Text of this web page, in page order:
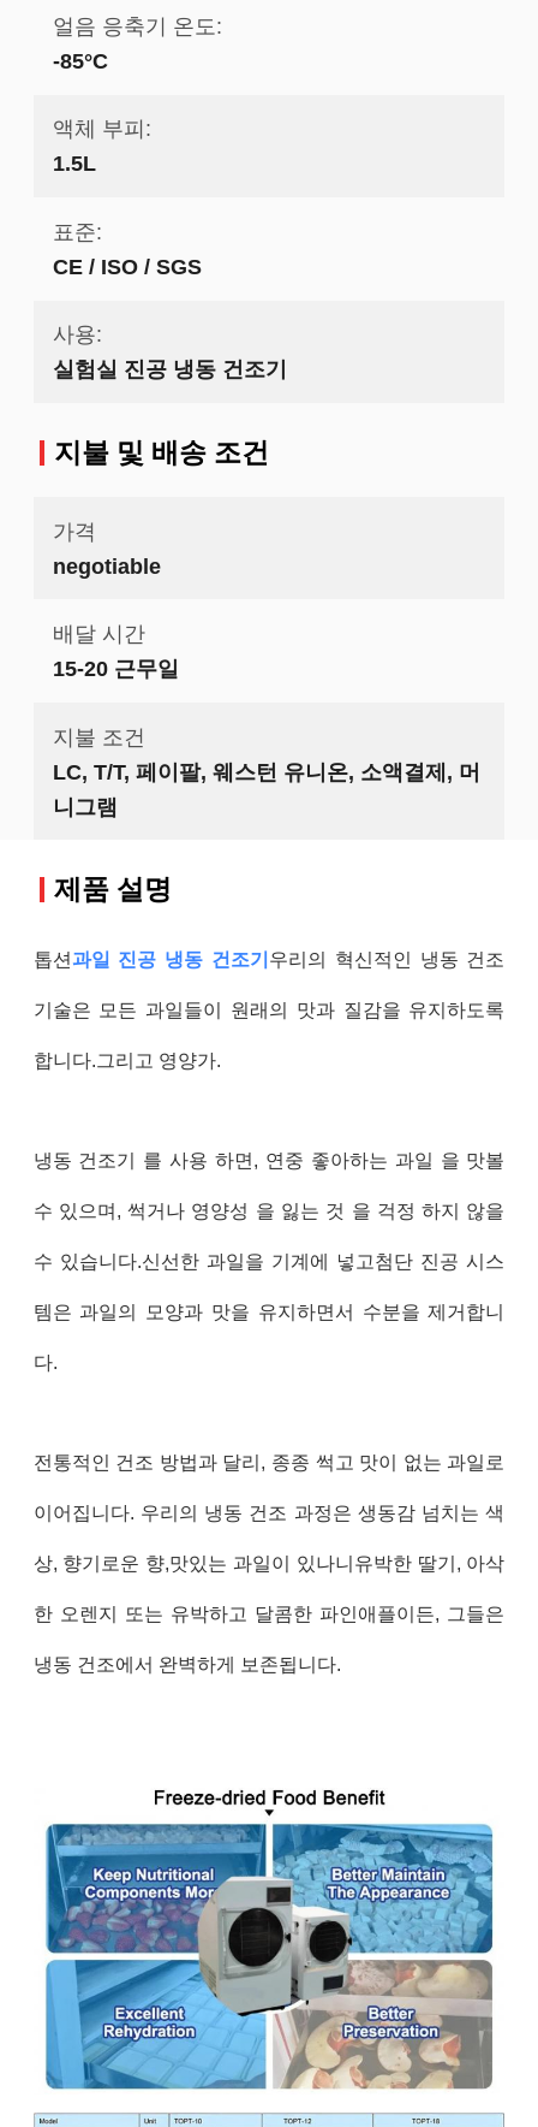
얼음 응축기 온도:
-85°C
액체 부피:
1.5L
표준:
CE / ISO / SGS
사용:
실험실 진공 냉동 건조기
지불 및 배송 조건
가격
negotiable
배달 시간
15-20 근무일
지불 조건
LC, T/T, 페이팔, 웨스턴 유니온, 소액결제, 머
니그램
제품 설명
톱션과일 진공 냉동 건조기 우리의 혁신적인 냉동 건조
기술은 모든 과일들이 원래의 맛과 질감을 유지하도록
합니다.그리고 영양가.
냉동 건조기 를 사용 하면, 연중 좋아하는 과일 을 맛볼
수 있으며, 썩거나 영양성 을 잃는 것 을 걱정 하지 않을
수 있습니다.신선한 과일을 기계에 넣고첨단 진공 시스
템은 과일의 모양과 맛을 유지하면서 수분을 제거합니
다.
전통적인 건조 방법과 달리, 종종 썩고 맛이 없는 과일로
이어집니다. 우리의 냉동 건조 과정은 생동감 넘치는 색
상, 향기로운 향,맛있는 과일이 있나니유박한 딸기, 아삭
한 오렌지 또는 유박하고 달콤한 파인애플이든, 그들은
냉동 건조에서 완벽하게 보존됩니다.